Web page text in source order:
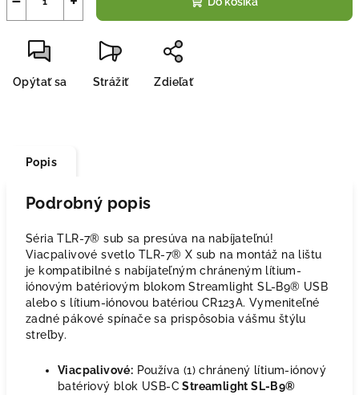
Opýtať sa Strážiť Zdieľať
Popis
Podrobný popis
Séria TLR-7® sub sa presúva na nabíjateľnú!
Viacpalivové svetlo TLR-7® X sub na montáž na lištu
je kompatibilné s nabíjateľným chráneným lítium-
iónovým batériovým blokom Streamlight SL-B9® USB
alebo s lítium-iónovou batériou CR123A. Vymeniteľné
zadné pákové spínače sa prispôsobia vášmu štýlu
streľby.
Viacpalivové: Používa (1) chránený lítium-iónový
batériový blok USB-C Streamlight SL-B9®